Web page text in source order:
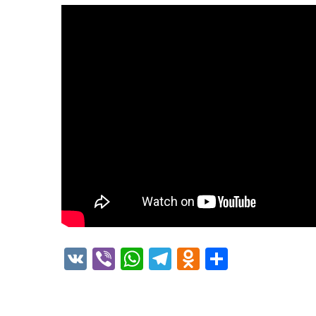
VK ViberWhatsApp
Telegram